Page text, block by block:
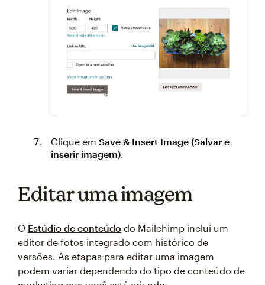
Clique em Save & Insert Image (Salvar e
inserir imagem).
Editar uma imagem
O Estúdio de conteúdo do Mailchimp inclui um
editor de fotos integrado com histórico de
versões. As etapas para editar uma imagem
podem variar dependendo do tipo de conteúdo de